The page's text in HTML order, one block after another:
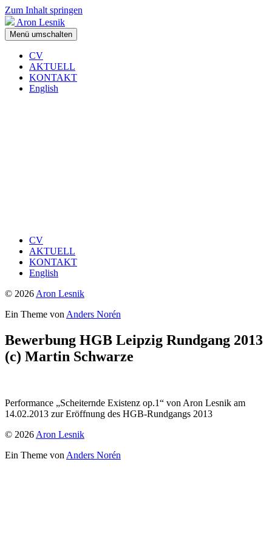
Zum Inhalt springen
Aron Lesnik
Menü umschalten
CV
AKTUELL
KONTAKT
English
CV
AKTUELL
KONTAKT
English
© 2026 Aron Lesnik
Ein Theme von Anders Norén
Bewerbung HGB Leipzig Rundgang 2013
(c) Martin Schwarze
Performance „Scheiternde Existenz op.1“ von Aron Lesnik am
14.02.2013 zur Eröffnung des HGB-Rundgangs 2013
© 2026 Aron Lesnik
Ein Theme von Anders Norén